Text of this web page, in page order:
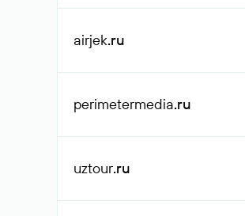
airjek.ru
perimetermedia.ru
uztour.ru